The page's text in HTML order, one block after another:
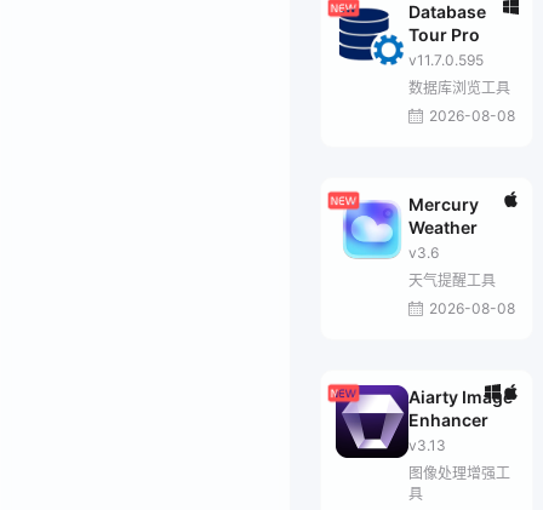
Database
Tour Pro
v11.7.0.595
数据库浏览工具
2026-08-08
Mercury
Weather
v3.6
天气提醒工具
2026-08-08
Aiarty Image
Enhancer
v3.13
图像处理增强工
具